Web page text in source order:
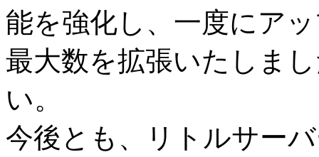
能を強化し、一度にア
最大数を拡張いたしま
い。
今後とも、リトルサー